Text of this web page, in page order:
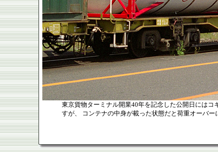
東京貨物ターミナル開業40年を記念した公開日には
すが、 コンテナの中身が載った状態だと荷重オーバー